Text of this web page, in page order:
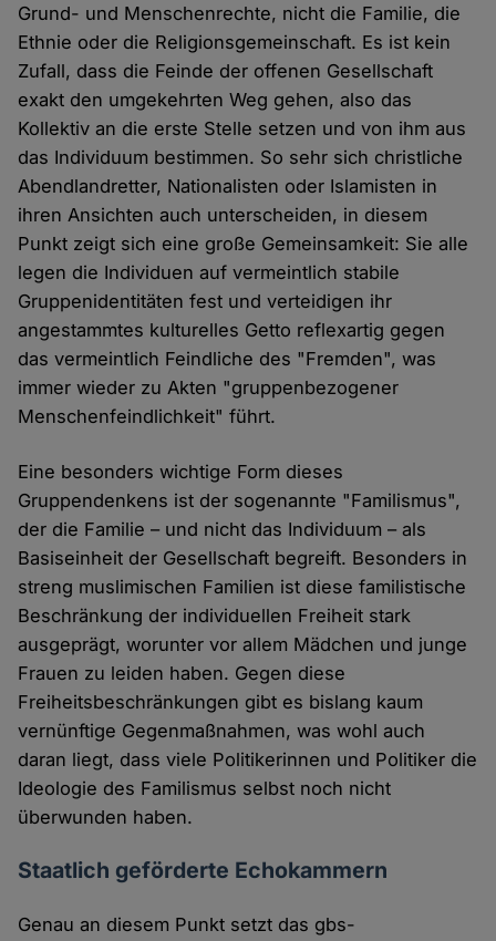
Grund- und Menschenrechte, nicht die Familie, die
Ethnie oder die Religionsgemeinschaft. Es ist kein
Zufall, dass die Feinde der offenen Gesellschaft
exakt den umgekehrten Weg gehen, also das
Kollektiv an die erste Stelle setzen und von ihm aus
das Individuum bestimmen. So sehr sich christliche
Abendlandretter, Nationalisten oder Islamisten in
ihren Ansichten auch unterscheiden, in diesem
Punkt zeigt sich eine große Gemeinsamkeit: Sie alle
legen die Individuen auf vermeintlich stabile
Gruppenidentitäten fest und verteidigen ihr
angestammtes kulturelles Getto reflexartig gegen
das vermeintlich Feindliche des "Fremden", was
immer wieder zu Akten "gruppenbezogener
Menschenfeindlichkeit" führt.
Eine besonders wichtige Form dieses
Gruppendenkens ist der sogenannte "Familismus",
der die Familie – und nicht das Individuum – als
Basiseinheit der Gesellschaft begreift. Besonders in
streng muslimischen Familien ist diese familistische
Beschränkung der individuellen Freiheit stark
ausgeprägt, worunter vor allem Mädchen und junge
Frauen zu leiden haben. Gegen diese
Freiheitsbeschränkungen gibt es bislang kaum
vernünftige Gegenmaßnahmen, was wohl auch
daran liegt, dass viele Politikerinnen und Politiker die
Ideologie des Familismus selbst noch nicht
überwunden haben.
Staatlich geförderte Echokammern
Genau an diesem Punkt setzt das gbs-